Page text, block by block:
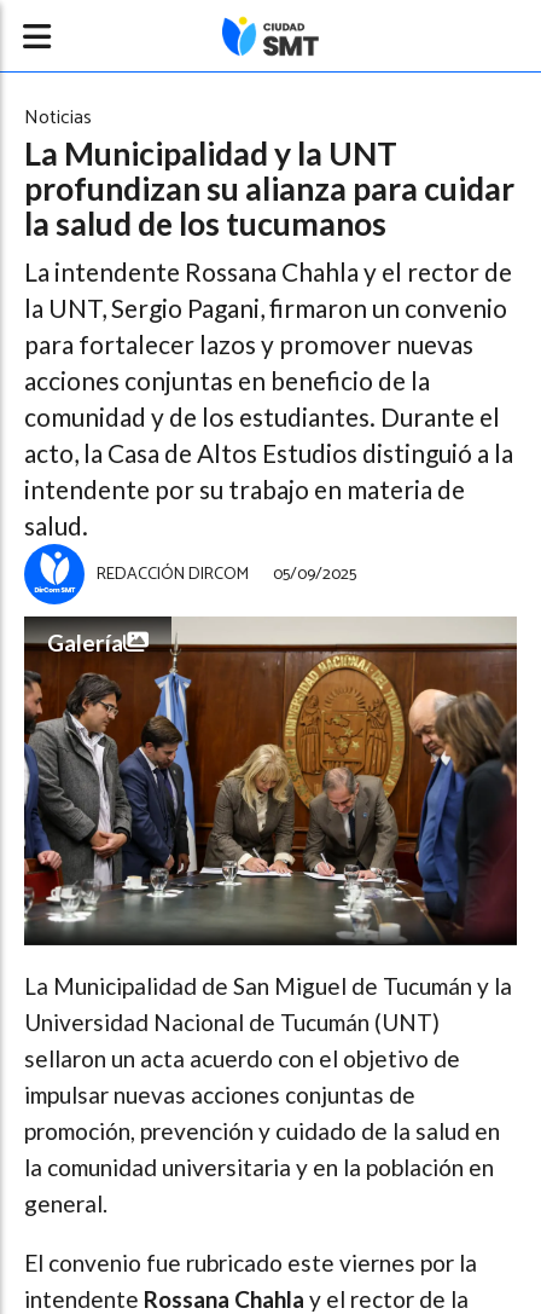
La Municipalidad y la UNT
profundizan su alianza para cuidar
la salud de los tucumanos
La intendente Rossana Chahla y el rector de
la UNT, Sergio Pagani, firmaron un convenio
para fortalecer lazos y promover nuevas
acciones conjuntas en beneficio de la
comunidad y de los estudiantes. Durante el
acto, la Casa de Altos Estudios distinguió a la
intendente por su trabajo en materia de
salud.
Noticias
05/09/2025
REDACCIÓN DIRCOM
Galería
La Municipalidad de San Miguel de Tucumán y la
Universidad Nacional de Tucumán (UNT)
sellaron un acta acuerdo con el objetivo de
impulsar nuevas acciones conjuntas de
promoción, prevención y cuidado de la salud en
la comunidad universitaria y en la población en
general.
El convenio fue rubricado este viernes por la
intendente Rossana Chahla y el rector de la